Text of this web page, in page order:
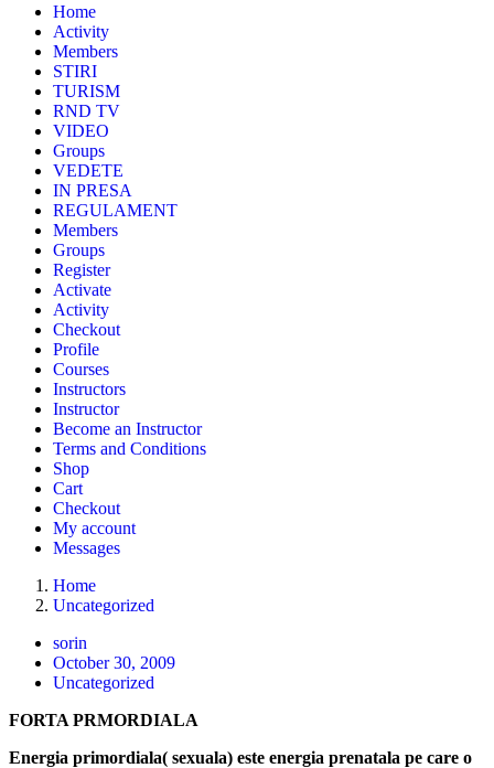
Home
Activity
Members
STIRI
TURISM
RND TV
VIDEO
Groups
VEDETE
IN PRESA
REGULAMENT
Members
Groups
Register
Activate
Activity
Checkout
Profile
Courses
Instructors
Instructor
Become an Instructor
Terms and Conditions
Shop
Cart
Checkout
My account
Messages
Home
Uncategorized
sorin
October 30, 2009
Uncategorized
FORTA PRMORDIALA
Energia primordiala( sexuala) este energia prenatala pe care o